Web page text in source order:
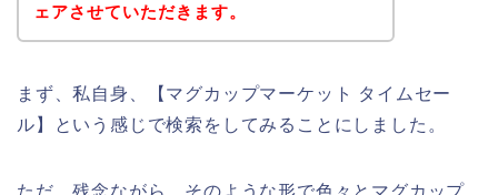
ェアさせていただきます。
まず、私自身、【マグカップマーケット タイムセー
ル】という感じで検索をしてみることにしました。